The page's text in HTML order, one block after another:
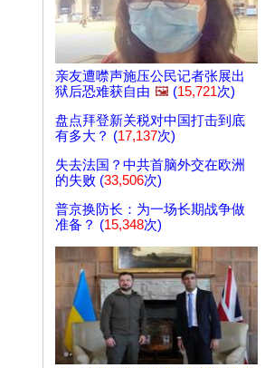
亲友遭噤声施压公民记者张展出
狱后恐难获自由 🖼️ (15,721次)
盘点拜登新关税对中国打击到底
有多大？ (17,137次)
失去法国？中共首脑外交在欧洲
的失败 (33,506次)
普京换防长：为一场长期战争做
准备？ (15,348次)